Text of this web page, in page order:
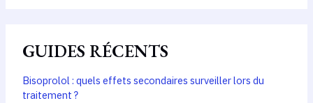
GUIDES RÉCENTS
Bisoprolol : quels effets secondaires surveiller lors du
traitement ?